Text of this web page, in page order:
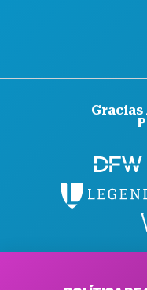
Gracias
© 2026 Visit